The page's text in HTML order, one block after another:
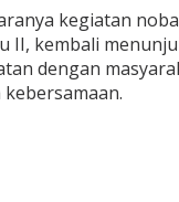
kegiatan
II, kembali
dengan